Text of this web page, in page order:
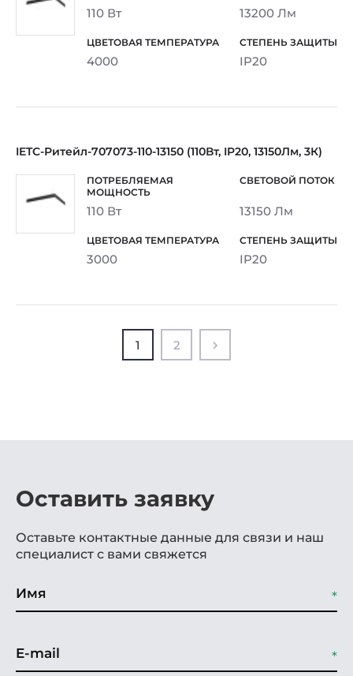
110 Вт 13200 Лм
4000 IP20
IETC-Ритейл-707073-110-13150 (110Вт, IP20, 13150Лм, 3К)
110 Вт 13150 Лм
3000 IP20
1 2
Оставить заявку
Оставьте контактные данные для связи и наш
специалист с вами свяжется